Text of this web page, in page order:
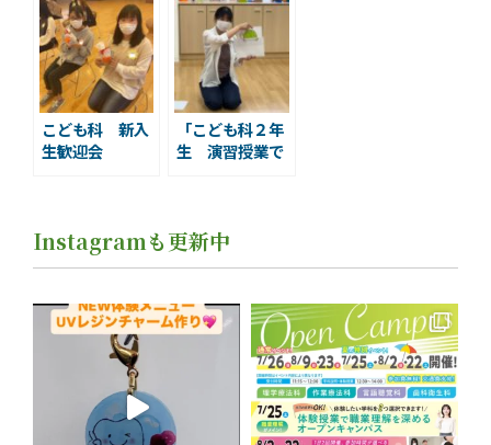
こども科 新入
生歓迎会
「こども科２年
生 演習授業で
Instagramも更新中